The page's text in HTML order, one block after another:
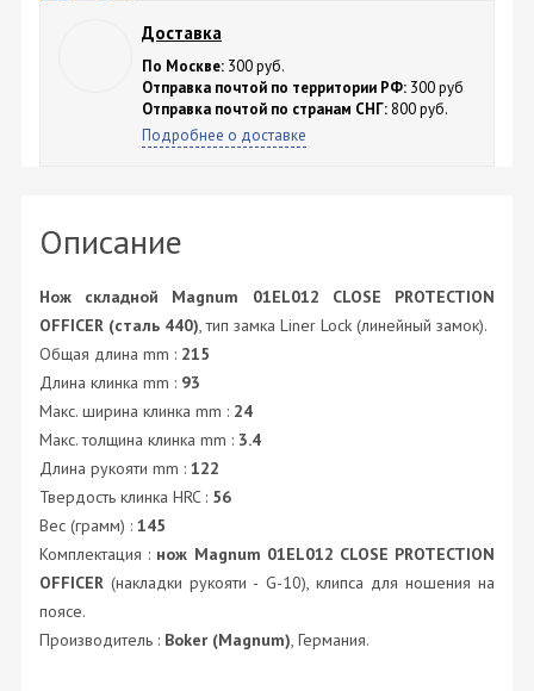
Доставка
По Москве: 300 руб.
Отправка почтой по территории РФ: 300 руб
Отправка почтой по странам СНГ: 800 руб.
Подробнее о доставке
Описание
Нож складной Magnum 01EL012 CLOSE PROTECTION
OFFICER (сталь 440), тип замка Liner Lock (линейный замок).
Общая длина mm : 215
Длина клинка mm : 93
Макс. ширина клинка mm : 24
Макс. толщина клинка mm : 3.4
Длина рукояти mm : 122
Твердость клинка HRC : 56
Вес (грамм) : 145
Комплектация : нож Magnum 01EL012 CLOSE PROTECTION
OFFICER (накладки рукояти - G-10), клипса для ношения на
поясе.
Производитель : Boker (Magnum), Германия.